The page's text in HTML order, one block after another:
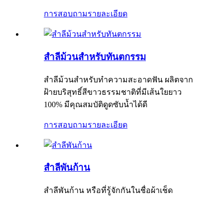
การสอบถามรายละเอียด
สำลีม้วนสำหรับทันตกรรม
สำลีม้วนสำหรับทำความสะอาดฟัน ผลิตจาก
ฝ้ายบริสุทธิ์สีขาวธรรมชาติที่มีเส้นใยยาว
100% มีคุณสมบัติดูดซับน้ำได้ดี
การสอบถามรายละเอียด
สำลีพันก้าน
สำลีพันก้าน หรือที่รู้จักกันในชื่อผ้าเช็ด